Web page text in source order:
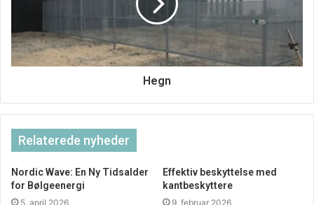
forhåndenværende, når vi holder ferie. Den indre kværn af
tanker, der er forbundet med stress, depressioner og
ængstelse bliver tvunget i baggrunden.
Hegn
Relaterede nyheder
Nordic Wave: En Ny Tidsalder
for Bølgeenergi
5. april 2026
Effektiv beskyttelse med
kantbeskyttere
9. februar 2026